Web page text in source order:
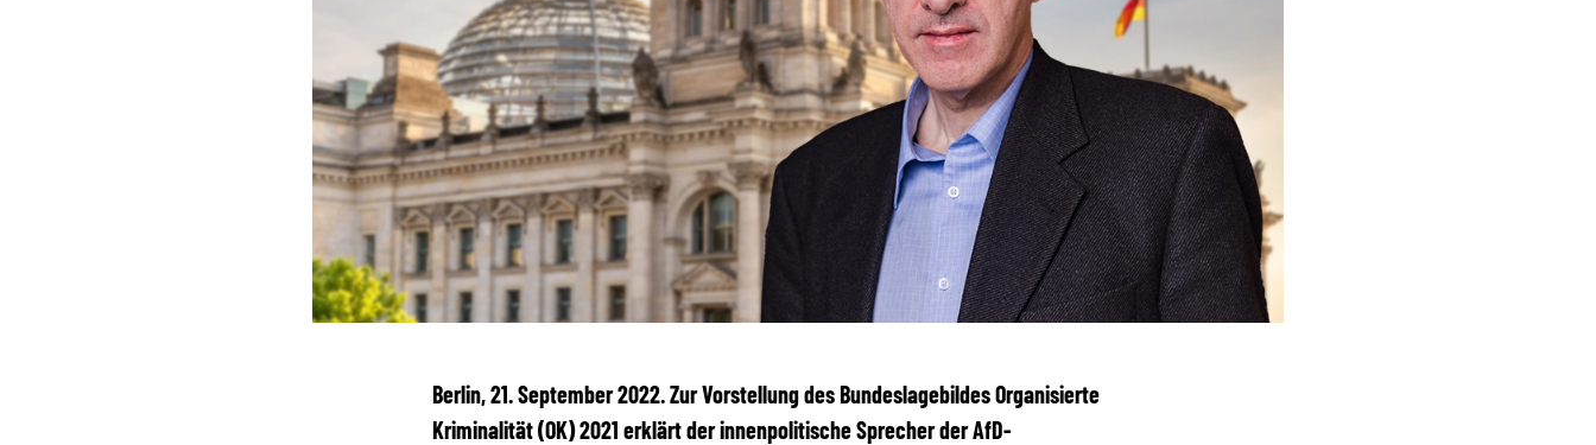
Berlin, 21. September 2022. Zur Vorstellung des Bundeslagebildes Organisierte
Kriminalität (OK) 2021 erklärt der innenpolitische Sprecher der AfD-